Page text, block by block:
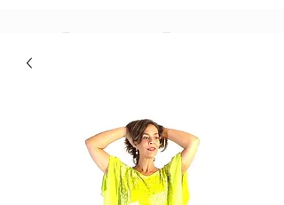
Es una empresa dedicada al diseño y
confección de trajes de Alta Moda y Pret
à Porte para Damas.